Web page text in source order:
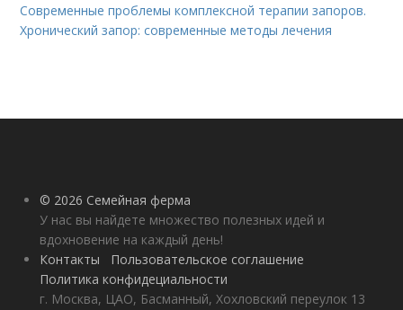
Современные проблемы комплексной терапии запоров.
Хронический запор: современные методы лечения
© 2026 Семейная ферма
У нас вы найдете множество полезных идей и
вдохновение на каждый день!
Контакты
Пользовательское соглашение
Политика конфидециальности
г. Москва, ЦАО, Басманный, Хохловский переулок 13